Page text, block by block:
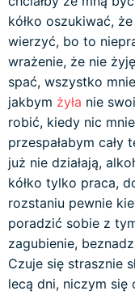
kółko oszukiwać,
wierzyć, bo to
wrażenie, że nie
spać, wszystko
jakbym żyła nie
robić, kiedy nic
przespałabym cały
już nie działają,
kółko tylko praca,
rozstaniu pewnie
poradzić sobie z
zagubienie,
Czuje się strasznie
lecą dni, niczym się